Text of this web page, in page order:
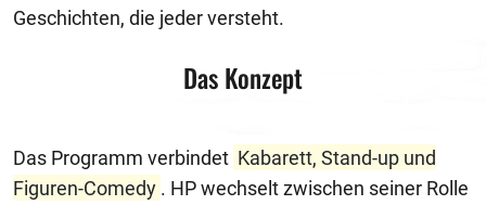
Geschichten, die jeder versteht.
Das Konzept
Das Programm verbindet Kabarett, Stand-up und
Figuren-Comedy . HP wechselt zwischen seiner Rolle